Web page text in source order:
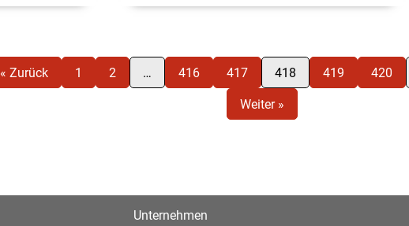
« Zurück 1 2 … 416 417 418 419 420
Weiter »
Unternehmen